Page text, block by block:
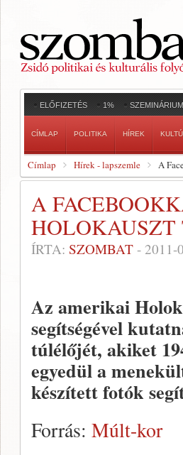
ELŐFIZETÉS 1% SZEMINÁRIUM
CÍMLAP POLITIKA HÍREK
Címlap Hírek - lapszemle A
A
ÍRTA: SZOMBAT - 2011-
Az amerikai
segítségével
túlélőjét, akiket
egyedül a
készített fotók
Forrás: Múlt-kor